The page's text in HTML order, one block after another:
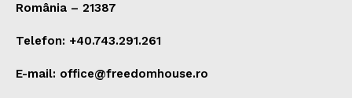
România – 21387
Telefon: +40.743.291.261
E-mail: office@freedomhouse.ro